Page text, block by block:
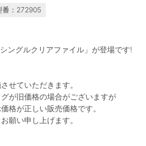
番：272905
ングルクリアファイル」が登場です!
せていただきます。
が旧価格の場合がございますが
格が正しい販売価格です。
願い申し上げます。